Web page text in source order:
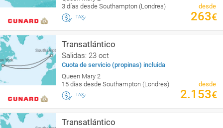
3 días desde Southampton (Londres)
desde
263€
Transatlántico
Salidas: 23 oct
Cuota de servicio (propinas) incluida
Queen Mary 2
15 días desde Southampton (Londres)
desde
2.153€
Transatlántico